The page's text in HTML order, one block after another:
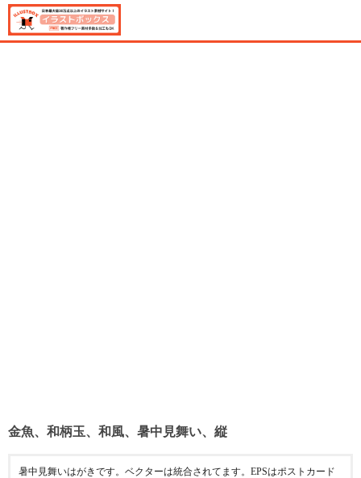
金魚、和柄玉、和風、暑中見舞い、縦
暑中見舞いはがきです。ベクターは統合されてます。EPSはポストカード